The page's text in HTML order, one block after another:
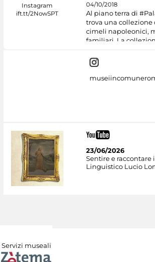
04/10/2018
Al piano terra di
trova una collezione
cimeli napoleonici,
familiari. La
23/06/2026
Sentire e raccontare
Linguistico Lucio
Servizi museali